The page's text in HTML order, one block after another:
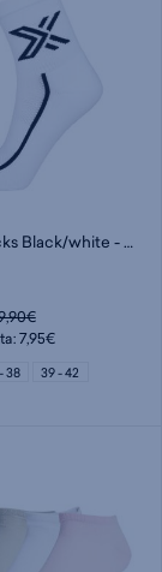
Fit Low Socks Black/white - nilkkasukat
7,95€
38
39 - 42